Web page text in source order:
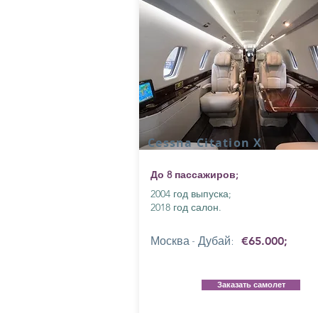
Cessna Citation X
До 8 пассажиров;
2004 год выпуска;
2018 год салон.
Москва - Дубай: €65.000;
Заказать самолет